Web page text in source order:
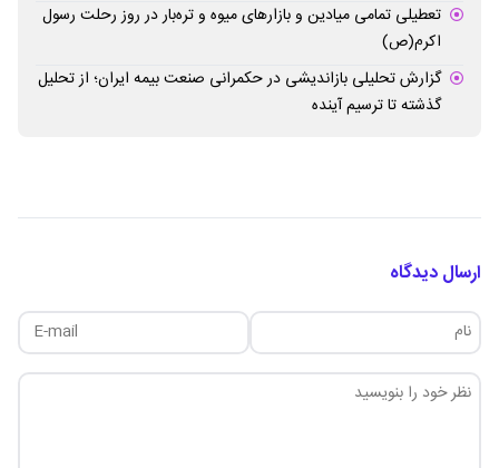
تعطیلی تمامی میادین و بازارهای میوه و تره‌بار در روز رحلت رسول
اکرم(ص)
گزارش تحلیلی بازاندیشی در حکمرانی صنعت بیمه ایران؛ از تحلیل
گذشته تا ترسیم آینده
ارسال دیدگاه